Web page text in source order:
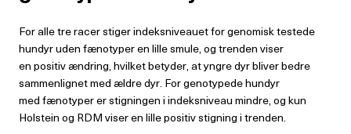
For alle tre racer stiger indeksniveauet for genomisk testede
hundyr uden fænotyper en lille smule, og trenden viser
en positiv ændring, hvilket betyder, at yngre dyr bliver bedre
sammenlignet med ældre dyr. For genotypede hundyr
med fænotyper er stigningen i indeksniveau mindre, og kun
Holstein og RDM viser en lille positiv stigning i trenden.